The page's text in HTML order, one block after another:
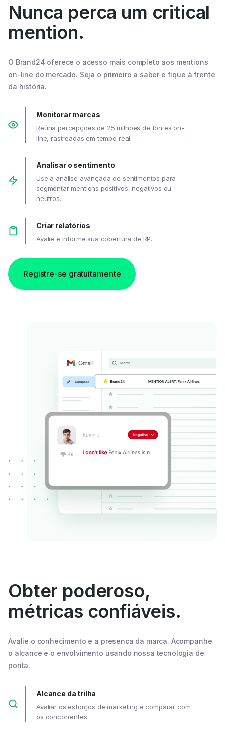
Nunca perca um critical
mention.
O Brand24 oferece o acesso mais completo aos mentions
on-line do mercado. Seja o primeiro a saber e fique à frente
da história.
Monitorar marcas
Reúna percepções de 25 milhões de fontes on-
line, rastreadas em tempo real.
Analisar o sentimento
Use a análise avançada de sentimentos para
segmentar mentions positivos, negativos ou
neutros.
Criar relatórios
Avalie e informe sua cobertura de RP.
Registre-se gratuitamente
Obter poderoso,
métricas confiáveis.
Avalie o conhecimento e a presença da marca. Acompanhe
o alcance e o envolvimento usando nossa tecnologia de
ponta.
Alcance da trilha
Avaliar os esforços de marketing e comparar com
os concorrentes.